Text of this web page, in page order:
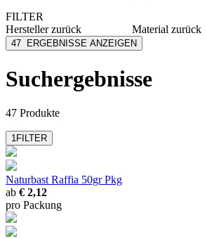
FILTER
Herstellerzurück
Folia
Halbach
Mabella
mehr anzeigen
Material zurück
47 ERGEBNISSE ANZEIGEN
Suchergebnisse
47 Produkte
1FILTER
Naturbast Raffia 50gr Pkg
ab € 2,12
pro Packung